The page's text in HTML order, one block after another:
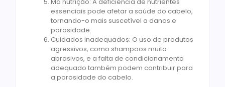
essenciais pode afetar a saúde do cabelo,
tornando-o mais suscetível a danos e
porosidade.
Cuidados inadequados: O uso de produtos
agressivos, como shampoos muito
abrasivos, e a falta de condicionamento
adequado também podem contribuir para
a porosidade do cabelo.